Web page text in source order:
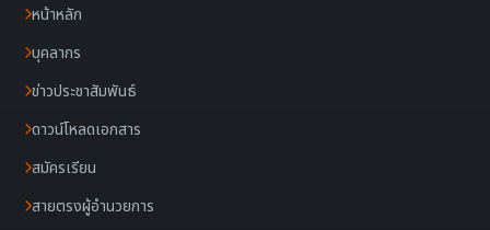
หน้าหลัก
บุคลากร
ข่าวประชาสัมพันธ์
ดาวน์โหลดเอกสาร
สมัครเรียน
สายตรงผู้อำนวยการ